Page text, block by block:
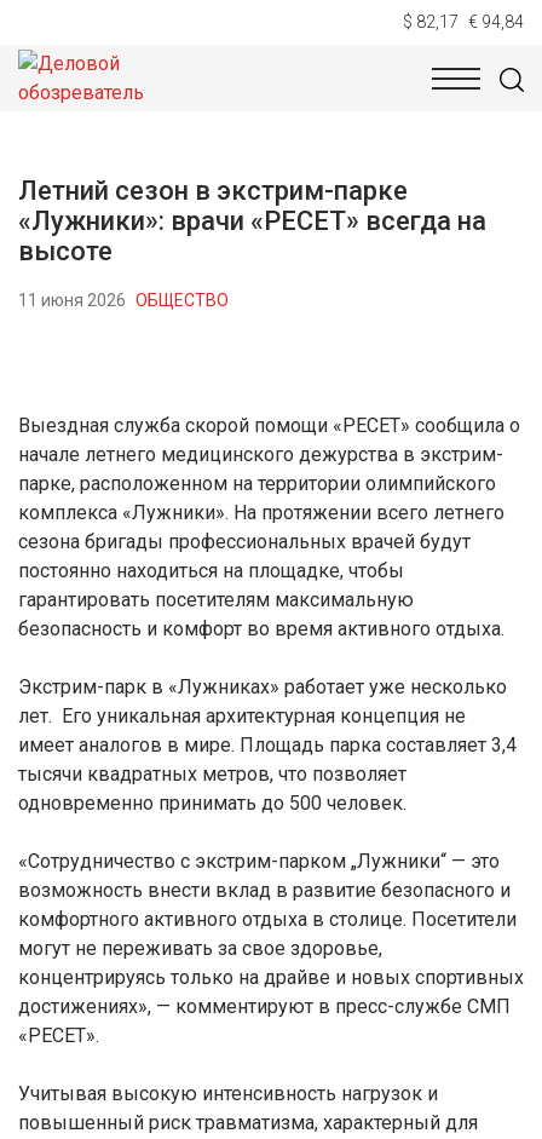
$ 82,17 € 94,84
НОВОСТИ
Летний сезон в экстрим-парке
«Лужники»: врачи «РЕСЕТ» всегда на
высоте
11 июня 2026 ОБЩЕСТВО
Выездная служба скорой помощи «РЕСЕТ» сообщила о
начале летнего медицинского дежурства в экстрим-
парке, расположенном на территории олимпийского
комплекса «Лужники». На протяжении всего летнего
сезона бригады профессиональных врачей будут
постоянно находиться на площадке, чтобы
гарантировать посетителям максимальную
безопасность и комфорт во время активного отдыха.
Экстрим-парк в «Лужниках» работает уже несколько
лет. Его уникальная архитектурная концепция не
имеет аналогов в мире. Площадь парка составляет 3,4
тысячи квадратных метров, что позволяет
одновременно принимать до 500 человек.
«Сотрудничество с экстрим-парком „Лужники“ — это
возможность внести вклад в развитие безопасного и
комфортного активного отдыха в столице. Посетители
могут не переживать за свое здоровье,
концентрируясь только на драйве и новых спортивных
достижениях», — комментируют в пресс-службе СМП
«РЕСЕТ».
Учитывая высокую интенсивность нагрузок и
повышенный риск травматизма, характерный для